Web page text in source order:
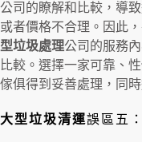
公司的瞭解和比較，導
或者價格不合理。因此
型垃圾處理公司的服務
比較。選擇一家可靠、
傢俱得到妥善處理，同
大型垃圾清運誤區五